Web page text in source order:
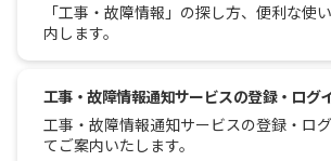
「工事・故障情報」の探し方、便利な使
内します。
工事・故障情報通知サービスの登録・ログ
工事・故障情報通知サービスの登録・ロ
てご案内いたします。